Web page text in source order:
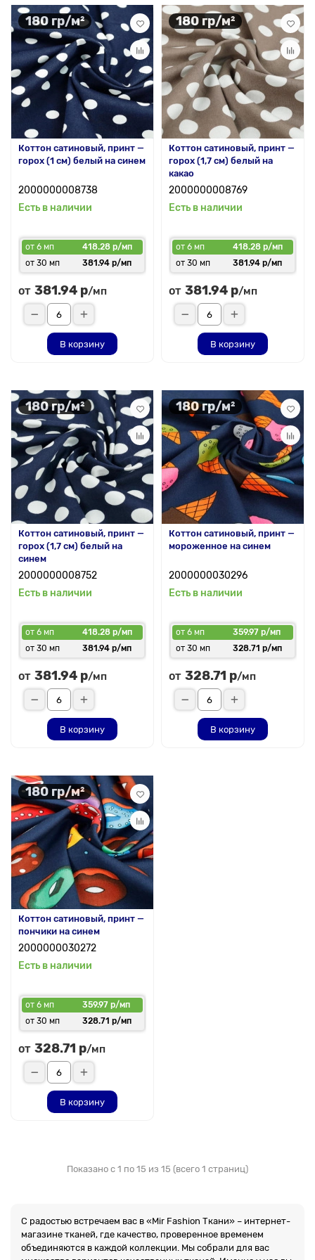
180 гр/м²
Коттон сатиновый, принт —
горох (1 см) белый на синем
2000000008738
Есть в наличии
от 6 мп
418.28 р/мп
от 30 мп
381.94 р/мп
от 381.94 р/мп
В корзину
180 гр/м²
Коттон сатиновый, принт —
горох (1,7 см) белый на
какао
2000000008769
Есть в наличии
от 6 мп
418.28 р/мп
от 30 мп
381.94 р/мп
от 381.94 р/мп
В корзину
180 гр/м²
Коттон сатиновый, принт —
горох (1,7 см) белый на
синем
2000000008752
Есть в наличии
от 6 мп
418.28 р/мп
от 30 мп
381.94 р/мп
от 381.94 р/мп
В корзину
180 гр/м²
Коттон сатиновый, принт —
мороженное на синем
2000000030296
Есть в наличии
от 6 мп
359.97 р/мп
от 30 мп
328.71 р/мп
от 328.71 р/мп
В корзину
180 гр/м²
Коттон сатиновый, принт —
пончики на синем
2000000030272
Есть в наличии
от 6 мп
359.97 р/мп
от 30 мп
328.71 р/мп
от 328.71 р/мп
В корзину
Показано с 1 по 15 из 15 (всего 1 страниц)
С радостью встречаем вас в «Mir Fashion Ткани» – интернет-
магазине тканей, где качество, проверенное временем
объединяются в каждой коллекции. Мы собрали для вас